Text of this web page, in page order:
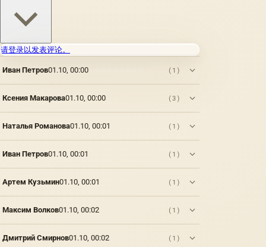
请登录以发表评论。
Иван Петров01.10, 00:00 (1)
Ксения Макарова01.10, 00:00 (3)
Наталья Романова01.10, 00:01 (1)
Иван Петров01.10, 00:01 (1)
Артем Кузьмин01.10, 00:01 (1)
Максим Волков01.10, 00:02 (1)
Дмитрий Смирнов01.10, 00:02 (1)